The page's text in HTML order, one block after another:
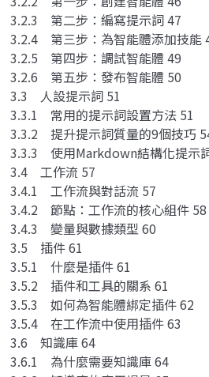
3.2.3 第二步：編寫提示詞 47
3.2.4 第三步：為智能體添加技能
3.2.5 第四步：調試智能體 49
3.2.6 第五步：發布智能體 50
3.3 人設提示詞 51
3.3.1 常用的提示詞設置方法 51
3.3.2 提升提示詞質量的9個技巧
3.3.3 使用Markdown結構化提示
3.4 工作流 57
3.4.1 工作流與對話流 57
3.4.2 節點：工作流的核心組件 58
3.4.3 變量與數據類型 60
3.5 插件 61
3.5.1 什麼是插件 61
3.5.2 插件和工具的關系 61
3.5.3 如何為智能體綁定插件 62
3.5.4 在工作流中使用插件 63
3.6 知識庫 64
3.6.1 為什麼需要知識庫 64